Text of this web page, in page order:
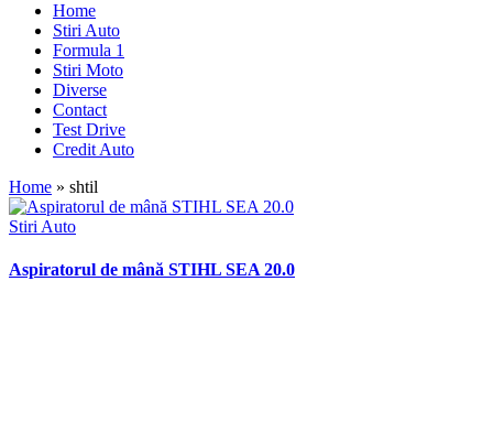
Home
Stiri Auto
Formula 1
Stiri Moto
Diverse
Contact
Test Drive
Credit Auto
Home » shtil
Posted
Stiri Auto
Aspiratorul de mână STIHL SEA 20.0